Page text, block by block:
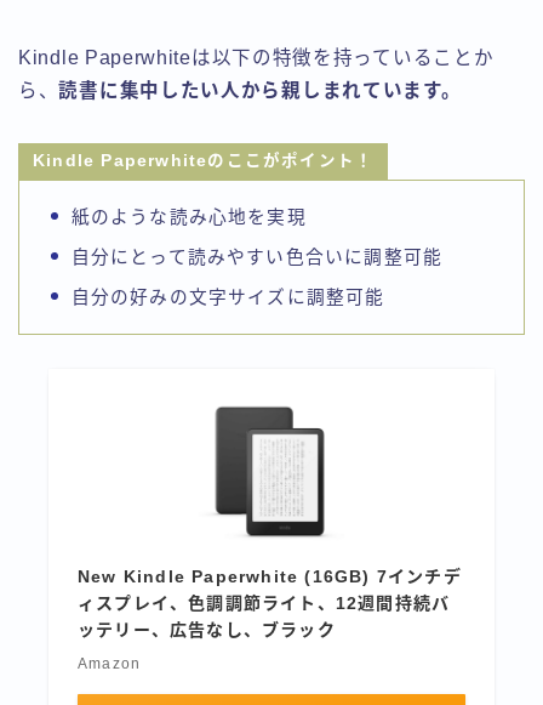
Kindle Paperwhiteは以下の特徴を持っていることか
ら、読書に集中したい人から親しまれています。
Kindle Paperwhiteのここがポイント！
紙のような読み心地を実現
自分にとって読みやすい色合いに調整可能
自分の好みの文字サイズに調整可能
New Kindle Paperwhite (16GB) 7インチデ
ィスプレイ、色調調節ライト、12週間持続バ
ッテリー、広告なし、ブラック
Amazon